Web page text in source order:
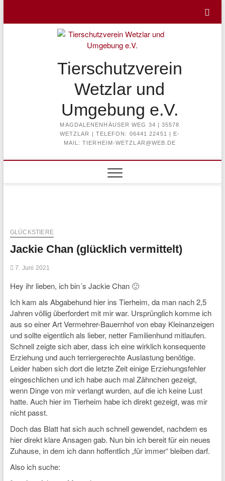
content
Tierschutzverein
Wetzlar und
Umgebung e.V.
MAGDALENENHÄUSER WEG 34 | 35578
WETZLAR | TELEFON: 06441 22451 | E-
MAIL: TIERHEIM-WETZLAR@WEB.DE
GLÜCKSTIERE
Jackie Chan (glücklich vermittelt)
7. Juni 2021
Hey ihr lieben, ich bin´s Jackie Chan 🙂
Ich kam als Abgabehund hier ins Tierheim, da man nach 2,5
Jahren völlig überfordert mit mir war. Ursprünglich komme ich
aus so einer Art Vermehrer-Bauernhof von ebay Kleinanzeigen
und sollte eigentlich als lieber, netter Familienhund mitlaufen.
Schnell zeigte sich aber, dass ich eine wirklich konsequente
Erziehung und auch terriergerechte Auslastung benötige.
Leider haben sich dort die letzte Zeit einige Erziehungsfehler
eingeschlichen und ich habe auch mal Zähnchen gezeigt,
wenn Dinge von mir verlangt wurden, auf die ich keine Lust
hatte. Auch hier im Tierheim habe ich direkt gezeigt, was mir
nicht passt.
Doch das Blatt hat sich auch schnell gewendet, nachdem es
hier direkt klare Ansagen gab. Nun bin ich bereit für ein neues
Zuhause, in dem ich dann hoffentlich „für immer“ bleiben darf.
Also ich suche: